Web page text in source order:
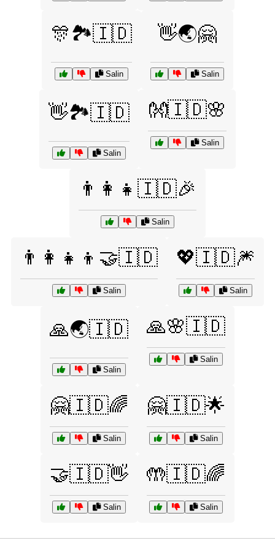
🎊🏞️🇮🇩
Salin
👋🌏🤗
Salin
👋🏞️🇮🇩
Salin
👐🇮🇩🌸
Salin
👨‍👩‍👧🇮🇩🎉
Salin
👨‍👩‍👧‍👦🤝🇮🇩
Salin
💖🇮🇩🎆
Salin
🙏🌏🇮🇩
Salin
🙏🌸🇮🇩
Salin
🤗🇮🇩🌈
Salin
🤗🇮🇩🌟
Salin
🤝🇮🇩👋
Salin
🤲🇮🇩🌈
Salin